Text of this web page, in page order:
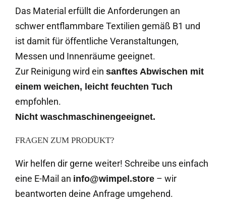
Das Material erfüllt die Anforderungen an
schwer entflammbare Textilien gemäß B1 und
ist damit für öffentliche Veranstaltungen,
Messen und Innenräume geeignet.
Zur Reinigung wird ein sanftes Abwischen mit
einem weichen, leicht feuchten Tuch
empfohlen.
Nicht waschmaschinengeeignet.
FRAGEN ZUM PRODUKT?
Wir helfen dir gerne weiter! Schreibe uns einfach
eine E-Mail an info@wimpel.store – wir
beantworten deine Anfrage umgehend.